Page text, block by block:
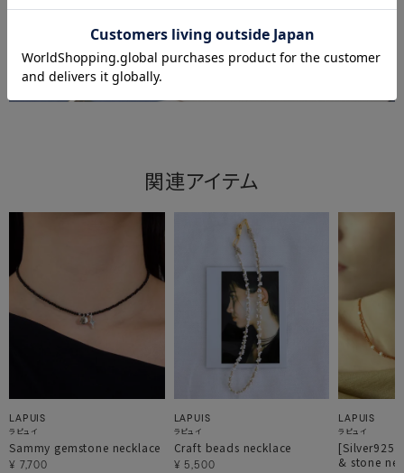
関連アイテム
LAPUIS
ラピュイ
Sammy gemstone necklace
¥ 7,700
LAPUIS
ラピュイ
Craft beads necklace
¥ 5,500
LAPUIS
ラピュイ
[Silver925
& stone